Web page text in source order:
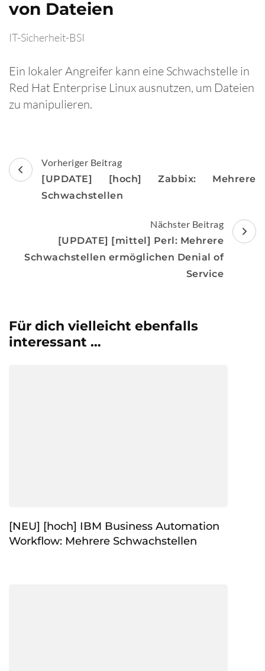
von Dateien
IT-Sicherheit-BSI
Ein lokaler Angreifer kann eine Schwachstelle in
Red Hat Enterprise Linux ausnutzen, um Dateien
zu manipulieren.
Beitragsnavigation
Vorheriger Beitrag
[UPDATE] [hoch] Zabbix: Mehrere
Schwachstellen
Nächster Beitrag
[UPDATE] [mittel] Perl: Mehrere
Schwachstellen ermöglichen Denial of
Service
Für dich vielleicht ebenfalls
interessant …
[NEU] [hoch] IBM Business Automation
Workflow: Mehrere Schwachstellen